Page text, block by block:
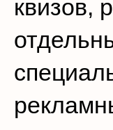
квизов,